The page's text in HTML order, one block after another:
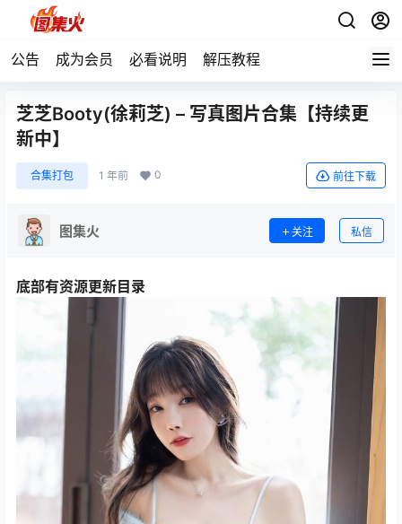
公告 成为会员 必看说明 解压教程
芝芝Booty(徐莉芝) – 写真图片合集【持续更
新中】
合集打包 1 年前 0 前往下载
图集火 关注 私信
底部有资源更新目录